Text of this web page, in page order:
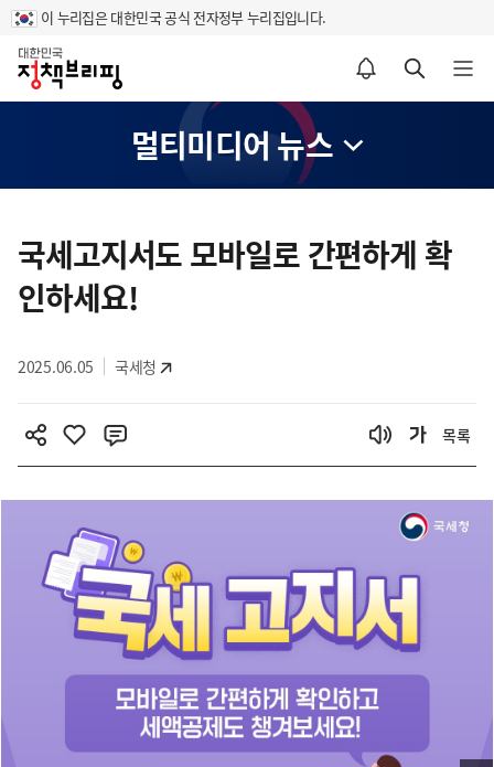
이 누리집은 대한민국 공식 전자정부 누리집입니다.
홈
알림설정 바로가기 검색 바로가기 메뉴 열기
멀티미디어 뉴스
텐
츠
영
국세고지서도 모바일로 간편하게 확
인하세요!
2025.06.05 국세청
목록